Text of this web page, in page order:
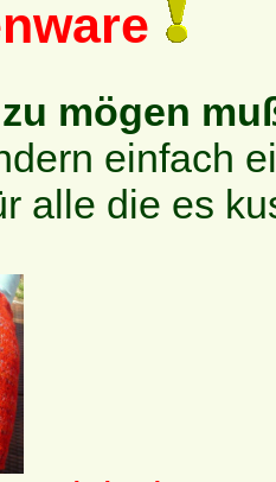
mögen
einfach
alle die es